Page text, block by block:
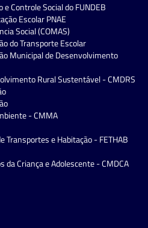
Controle Social do FUNDEB
Escolar PNAE
Social (COMAS)
do Transporte Escolar
Municipal de Desenvolvimento
Rural Sustentável - CMDRS
- CMMA
Transportes e Habitação - FETHAB
da Criança e Adolescente - CMDCA